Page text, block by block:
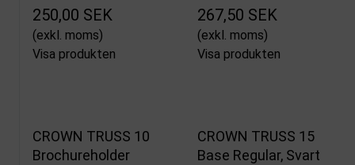
250,00 SEK
(exkl. moms)
Visa produkten
267,50 SEK
(exkl. moms)
Visa produkten
CROWN TRUSS 10
Brochureholder
CROWN TRUSS 15
Base Regular, Svart